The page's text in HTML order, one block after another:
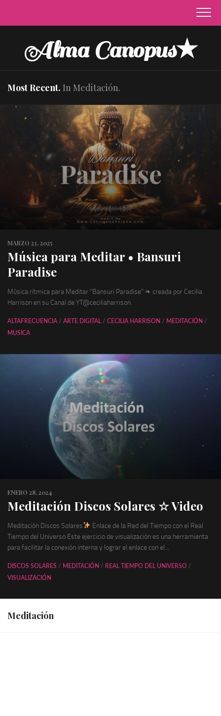
content
Alma Canopus★
Most Recent. In Meditación.
MARZO 23, 2025
Música para Meditar • Bansuri
Paradise
Música rítmica para Meditar “Bansuri Paradise” ❧ creada por Cecilia
Harrison en su Canal de YT@ceciliaharrison.
ALTAFRECUENCIA / ARTE DIGITAL / CECILIA HARRISON / MEDITACIÓN /
MUSICA
ENERO 28, 2024
Meditación Discos Solares ☆ Video
Meditación Discos Solares
Enlace de la Red del Tiempo con el Real
Tiempo del Universo Este ejercicio de visualización es una herramienta
para facilitar la conexión interna y lograr el enlace con el...
DISCOS SOLARES / MEDITACIÓN / REAL TIEMPO DEL UNIVERSO /
VISUALIZACIÓN
Meditación